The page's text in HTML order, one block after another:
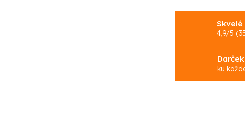
4,9/5
Darček
ku